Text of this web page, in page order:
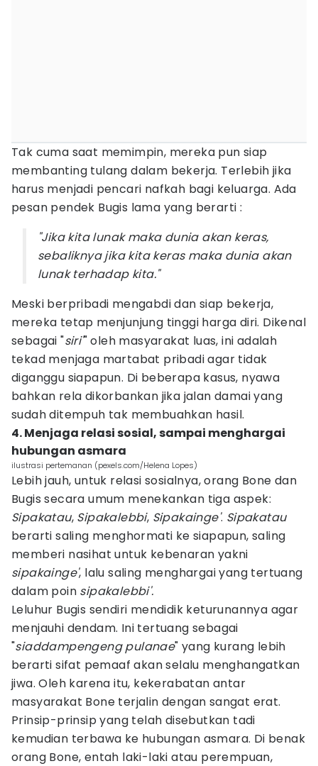
Tak cuma saat memimpin, mereka pun siap
membanting tulang dalam bekerja. Terlebih jika
harus menjadi pencari nafkah bagi keluarga. Ada
pesan pendek Bugis lama yang berarti :
"Jika kita lunak maka dunia akan keras,
sebaliknya jika kita keras maka dunia akan
lunak terhadap kita."
Meski berpribadi mengabdi dan siap bekerja,
mereka tetap menjunjung tinggi harga diri. Dikenal
sebagai "siri'" oleh masyarakat luas, ini adalah
tekad menjaga martabat pribadi agar tidak
diganggu siapapun. Di beberapa kasus, nyawa
bahkan rela dikorbankan jika jalan damai yang
sudah ditempuh tak membuahkan hasil.
4. Menjaga relasi sosial, sampai menghargai
hubungan asmara
ilustrasi pertemanan (pexels.com/Helena Lopes)
Lebih jauh, untuk relasi sosialnya, orang Bone dan
Bugis secara umum menekankan tiga aspek:
Sipakatau, Sipakalebbi, Sipakainge'. Sipakatau
berarti saling menghormati ke siapapun, saling
memberi nasihat untuk kebenaran yakni
sipakainge', lalu saling menghargai yang tertuang
dalam poin sipakalebbi'.
Leluhur Bugis sendiri mendidik keturunannya agar
menjauhi dendam. Ini tertuang sebagai
"siaddampengeng pulanae" yang kurang lebih
berarti sifat pemaaf akan selalu menghangatkan
jiwa. Oleh karena itu, kekerabatan antar
masyarakat Bone terjalin dengan sangat erat.
Prinsip-prinsip yang telah disebutkan tadi
kemudian terbawa ke hubungan asmara. Di benak
orang Bone, entah laki-laki atau perempuan,